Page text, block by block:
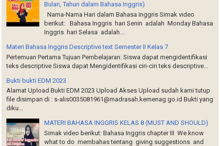
Bulan, Tahun dalam Bahasa Inggris)
Nama-Nama Hari dalam Bahasa Inggris Simak video
berikut: Bahasa Inggris hari Senin adalah Monday Bahasa
Inggris hari Selasa adalah...
Materi Bahasa Inggris Descriptive text Semester II Kelas 7
Pertemuan Pertama Tujuan Pembelajaran: Siswa dapat mengidentifikasi
teks descriptive Siswa dapat Mengidentifikasi ciri-ciri teks descriptive...
Bukti bukti EDM 2023
Alamat Upload Bukti EDM 2023 Upload Akses Upload sudah kami tutup
file disimpan di : s-alis0035081961@madrasah.kemenag.go.id Bukti yang
diku...
MATERI BAHASA INGGRIS KELAS 8 (MUST AND SHOULD)
Simak video berikut: Bahasa Inggris chapter III We know
what to do membahas tentang giving suggestions and